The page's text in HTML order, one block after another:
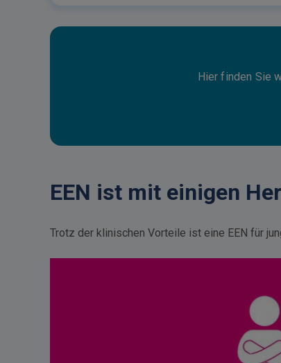
Hier finden Sie
EEN ist mit einigen
Trotz der klinischen Vorteile ist eine EEN für